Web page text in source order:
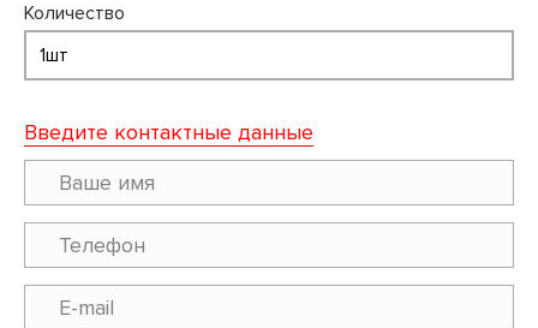
Количество
Введите контактные данные